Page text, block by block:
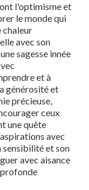
l'optimisme et
le monde qui
chaleur
avec son
sagesse innée
et à
générosité et
précieuse,
ceux
une quête
avec
sensibilité et son
avec aisance